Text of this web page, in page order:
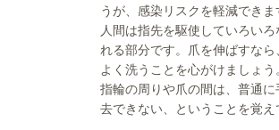
うが、感染リスクを軽減できま
人間は指先を駆使していろい
れる部分です。爪を伸ばすな
よく洗うことを心がけましょう
指輪の周りや爪の間は、普通
去できない、ということを覚え